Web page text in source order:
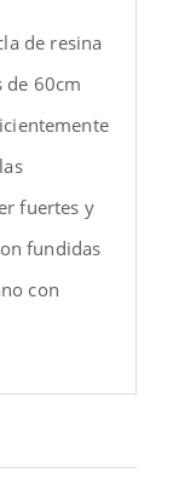
de resina
de 60cm
fuertes y
fundidas
con